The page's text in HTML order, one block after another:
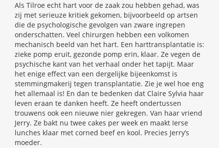
Als Tilroe echt hart voor de zaak zou hebben gehad, was
zij met serieuze kritiek gekomen, bijvoorbeeld op artsen
die de psychologische gevolgen van zware ingrepen
onderschatten. Veel chirurgen hebben een volkomen
mechanisch beeld van het hart. Een harttransplantatie is:
zieke pomp eruit, gezonde pomp erin, klaar. Ze vegen de
psychische kant van het verhaal onder het tapijt. Maar
het enige effect van een dergelijke bijeenkomst is
stemmingmakerij tegen transplantatie. Zie je wel hoe eng
het allemaal is! En dan te bedenken dat Claire Sylvia haar
leven eraan te danken heeft. Ze heeft ondertussen
trouwens ook een nieuwe nier gekregen. Van haar vriend
Jerry. Ze bakt nu twee cakes per week en maakt Ierse
lunches klaar met corned beef en kool. Precies Jerry’s
moeder.